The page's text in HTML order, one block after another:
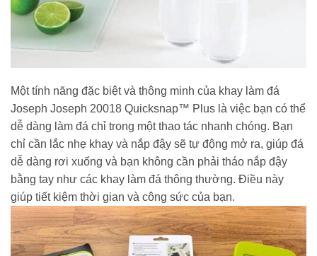
Một tính năng đặc biệt và thông minh của khay làm đá
Joseph Joseph 20018 Quicksnap™ Plus là việc bạn có thể
dễ dàng làm đá chỉ trong một thao tác nhanh chóng. Bạn
chỉ cần lắc nhẹ khay và nắp đậy sẽ tự động mở ra, giúp đá
dễ dàng rơi xuống và bạn không cần phải tháo nắp đậy
bằng tay như các khay làm đá thông thường. Điều này
giúp tiết kiệm thời gian và công sức của bạn.